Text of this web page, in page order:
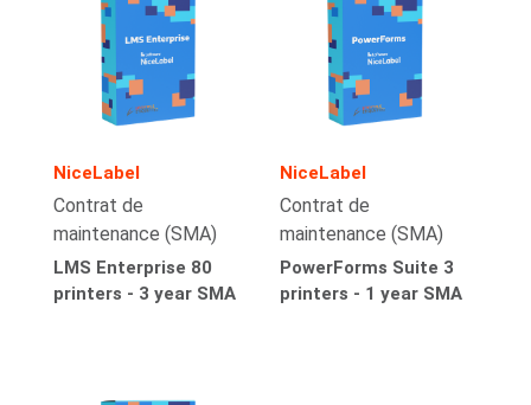
NiceLabel
Contrat de
maintenance (SMA)
LMS Enterprise 80
printers - 3 year SMA
NiceLabel
Contrat de
maintenance (SMA)
PowerForms Suite 3
printers - 1 year SMA